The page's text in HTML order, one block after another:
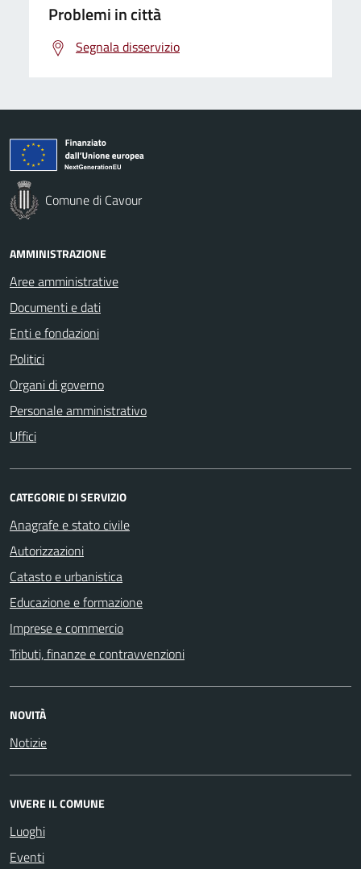
Problemi in città
Segnala disservizio
Comune di Cavour
AMMINISTRAZIONE
Aree amministrative
Documenti e dati
Enti e fondazioni
Politici
Organi di governo
Personale amministrativo
Uffici
CATEGORIE DI SERVIZIO
Anagrafe e stato civile
Autorizzazioni
Catasto e urbanistica
Educazione e formazione
Imprese e commercio
Tributi, finanze e contravvenzioni
NOVITÀ
Notizie
VIVERE IL COMUNE
Luoghi
Eventi